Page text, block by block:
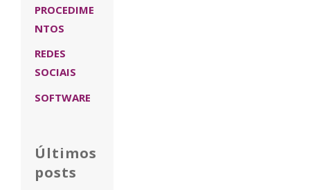
PROCEDIME
NTOS
REDES
SOCIAIS
SOFTWARE
Últimos
posts